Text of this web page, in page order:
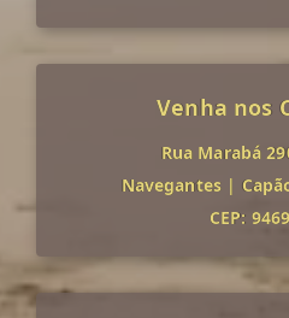
Venha nos
Rua Marabá
Navegantes |
CEP: